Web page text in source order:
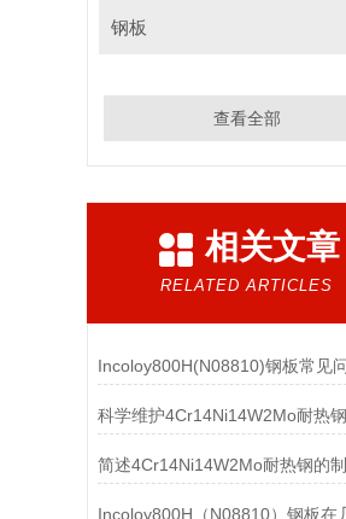
钢板
查看全部
相关文章
RELATED ARTICLES